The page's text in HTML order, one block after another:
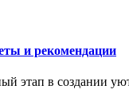
и рекомендации
этап в создании